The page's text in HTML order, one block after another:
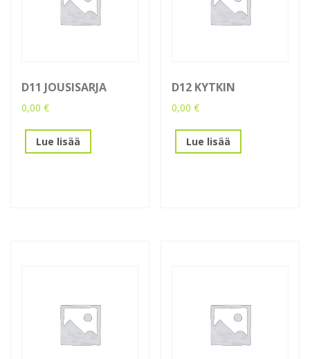
D11 JOUSISARJA
0,00 €
Lue lisää
D12 KYTKIN
0,00€
Lue lisää